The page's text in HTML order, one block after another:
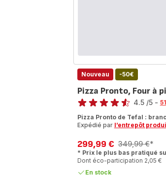
Nouveau -50€
Pizza Pronto, Four à
Note
4.5 /5 -
Pizza Pronto de Tefal :
Expédié par l’entrepôt
Prix
avec
réduction
299,99 €
Prix
initial
349,99 €*
* Prix le plus bas pratiqué
Dont éco-participation 2,05 €
En stock